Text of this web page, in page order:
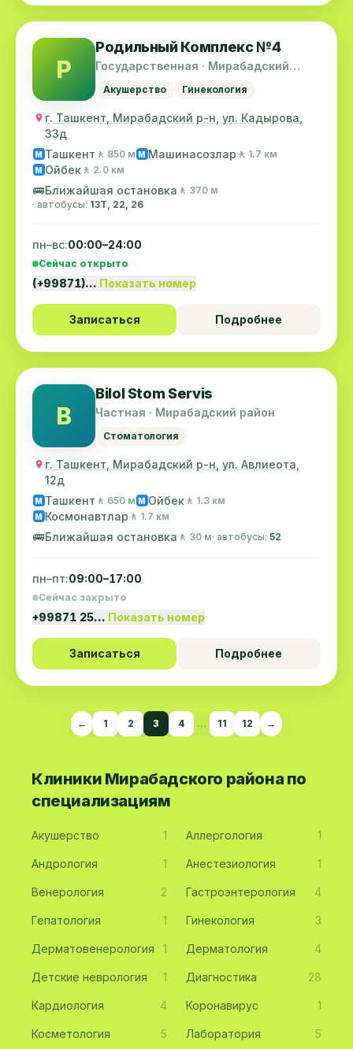
Р
Родильный Комплекс №4
Государственная · Мирабадский
Акушерство Гинекология
г. Ташкент, Мирабадский р-н, ул. Кадырова,
33д
M Ташкент 🚶 850 м M Машинасозлар 🚶 1.7 км
M Ойбек 🚶 2.0 км
🚌Ближайшая остановка 🚶 370 м
· автобусы: 13Т, 22, 26
пн–вс:00:00–24:00
Сейчас открыто
(+99871)… Показать номер
Записаться Подробнее
B
Bilol Stom Servis
Частная · Мирабадский район
Стоматология
г. Ташкент, Мирабадский р-н, ул. Авлиеота,
12д
M Ташкент 🚶 650 м M Ойбек 🚶 1.3 км
M Космонавтлар 🚶 1.7 км
🚌Ближайшая остановка 🚶 30 м· автобусы: 52
пн–пт:09:00–17:00
Сейчас закрыто
+99871 25… Показать номер
Записаться Подробнее
← 1 2 3 4 … 11 12 →
Клиники Мирабадского района по
специализациям
Акушерство 1 Аллергология 1
Андрология 1 Анестезиология 1
Венерология 2 Гастроэнтерология 4
Гепатология 1 Гинекология 3
Дерматовенерология 1 Дерматология 4
Детские неврология 1 Диагностика 28
Кардиология 4 Коронавирус 1
Косметология 5 Лаборатория 5